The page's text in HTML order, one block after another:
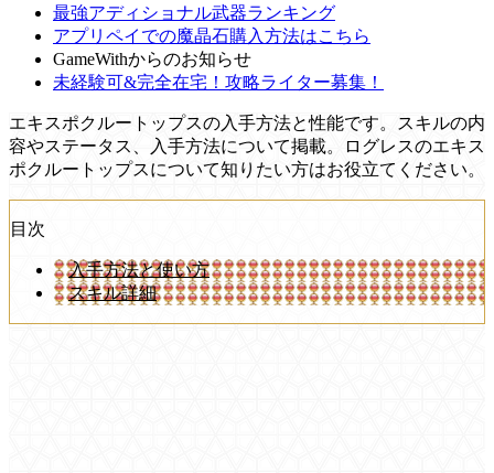
最強アディショナル武器ランキング
アプリペイでの魔晶石購入方法はこちら
GameWithからのお知らせ
未経験可&完全在宅！攻略ライター募集！
エキスポクルートップスの入手方法と性能です。スキルの内
容やステータス、入手方法について掲載。ログレスのエキス
ポクルートップスについて知りたい方はお役立てください。
目次
入手方法と使い方
スキル詳細